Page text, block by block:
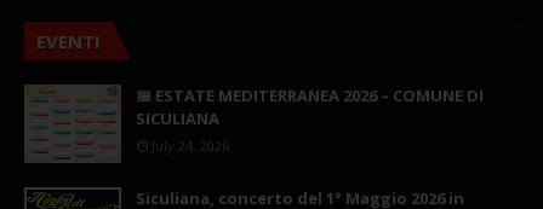
EVENTI
📅 ESTATE MEDITERRANEA 2026 – COMUNE DI
SICULIANA
July 24, 2026
Siculiana, concerto del 1° Maggio 2026 in